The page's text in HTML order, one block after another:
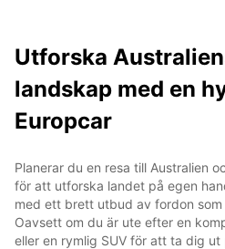
Utforska
landskap med en
Europcar
Planerar du en resa till Australien
för att utforska landet på egen
med ett brett utbud av fordon
Oavsett om du är ute efter en
eller en rymlig SUV för att ta dig